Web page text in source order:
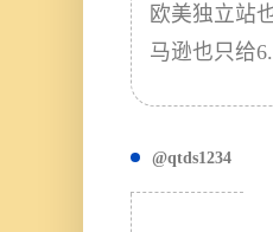
欧美独立站
马逊也只给
@qtds1234